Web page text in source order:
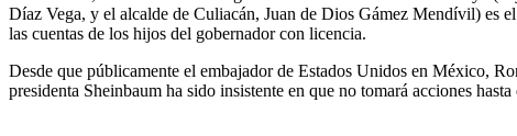
Díaz Vega, y el alcalde de Culiacán, Juan de Dios Gámez Mendívil) es
las cuentas de los hijos del gobernador con licencia.
Desde que públicamente el embajador de Estados Unidos en México,
presidenta Sheinbaum ha sido insistente en que no tomará acciones